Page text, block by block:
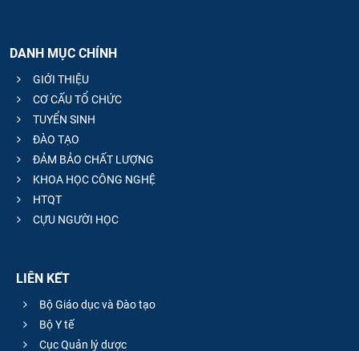
DANH MỤC CHÍNH
GIỚI THIỆU
CƠ CẤU TỔ CHỨC
TUYỂN SINH
ĐÀO TẠO
ĐẢM BẢO CHẤT LƯỢNG
KHOA HỌC CÔNG NGHỆ
HTQT
CỰU NGƯỜI HỌC
LIÊN KẾT
Bộ Giáo dục và Đào tạo
Bộ Y tế
Cục Quản lý dược